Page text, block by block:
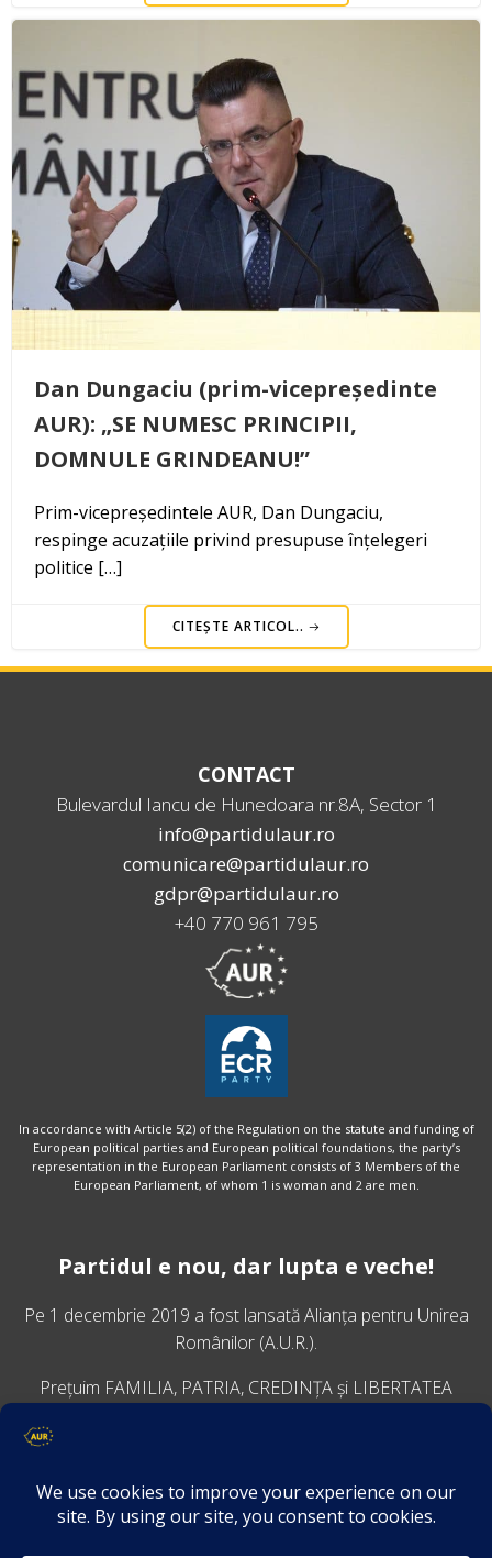
Dan Dungaciu (prim-vicepreședinte
AUR): „SE NUMESC PRINCIPII,
DOMNULE GRINDEANU!”
Prim-vicepreședintele AUR, Dan Dungaciu,
respinge acuzațiile privind presupuse înțelegeri
politice […]
CITEȘTE ARTICOL..
CONTACT
Bulevardul Iancu de Hunedoara nr.8A, Sector 1
info@partidulaur.ro
comunicare@partidulaur.ro
gdpr@partidulaur.ro
+40 770 961 795
In accordance with Article 5(2) of the Regulation on the statute and funding of
European political parties and European political foundations, the party’s
representation in the European Parliament consists of 3 Members of the
European Parliament, of whom 1 is woman and 2 are men.
Partidul e nou, dar lupta e veche!
Pe 1 decembrie 2019 a fost lansatăAlianța pentru Unirea
Românilor (A.U.R.).
Prețuim FAMILIA, PATRIA, CREDINȚA și LIBERTATEA
VINO ALĂTURI DE NOI